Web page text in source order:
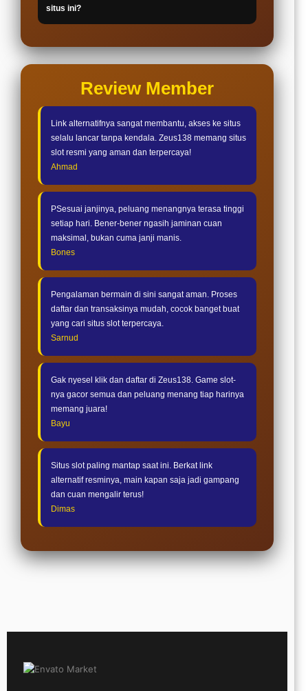
situs ini?
Review Member
Link alternatifnya sangat membantu, akses ke situs
selalu lancar tanpa kendala. Zeus138 memang situs
slot resmi yang aman dan terpercaya!
Ahmad
PSesuai janjinya, peluang menangnya terasa tinggi
setiap hari. Bener-bener ngasih jaminan cuan
maksimal, bukan cuma janji manis.
Bones
Pengalaman bermain di sini sangat aman. Proses
daftar dan transaksinya mudah, cocok banget buat
yang cari situs slot terpercaya.
Sarnud
Gak nyesel klik dan daftar di Zeus138. Game slot-
nya gacor semua dan peluang menang tiap harinya
memang juara!
Bayu
Situs slot paling mantap saat ini. Berkat link
alternatif resminya, main kapan saja jadi gampang
dan cuan mengalir terus!
Dimas